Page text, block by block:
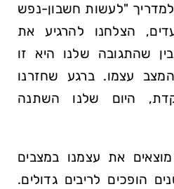
"לעשות חשבון-נפש
הצלחנו להרגיע את
שהתגובה שלנו היא זו
עצמו. ברגע שחזרנו
היום שלנו השתנה
את עצמנו במצבים
הופכים לריבים גדולים.